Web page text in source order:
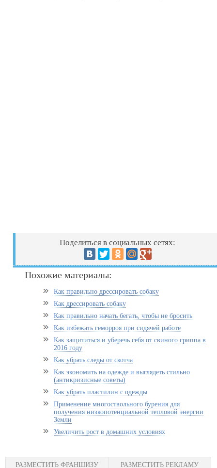
Поделиться в социальных сетях:
Похожие материалы:
Как правильно дрессировать собаку
Как дрессировать собаку
Как правильно начать бегать, чтобы не бросить
Как избежать геморроя при сидячей работе
Как защититься и уберечь себя от свиного гриппа в
2016 году
Как убрать следы от скотча
Как экономить на одежде и выглядеть стильно
(антикризисные советы)
Как убрать пластилин с одежды
Применение многоствольного бурения для
получения низкопотенциальной тепловой энергии
Земли
Увеличить рост в домашних условиях
РАЗМЕСТИТЬ ФРАНШИЗУ РАЗМЕСТИТЬ РЕКЛАМУ